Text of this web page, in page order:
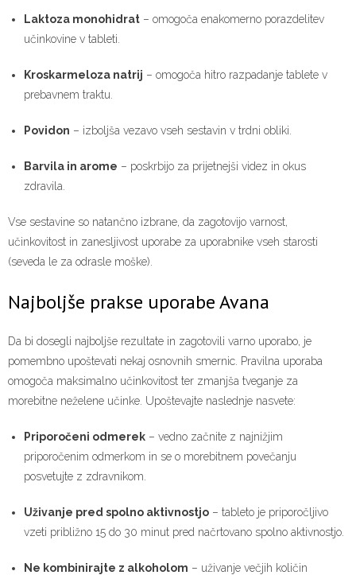
Laktoza monohidrat – omogoča enakomerno porazdelitev
učinkovine v tableti.
Kroskarmeloza natrij – omogoča hitro razpadanje tablete v
prebavnem traktu.
Povidon – izboljša vezavo vseh sestavin v trdni obliki.
Barvila in arome – poskrbijo za prijetnejši videz in okus
zdravila.
Vse sestavine so natančno izbrane, da zagotovijo varnost,
učinkovitost in zanesljivost uporabe za uporabnike vseh starosti
(seveda le za odrasle moške).
Najboljše prakse uporabe Avana
Da bi dosegli najboljše rezultate in zagotovili varno uporabo, je
pomembno upoštevati nekaj osnovnih smernic. Pravilna uporaba
omogoča maksimalno učinkovitost ter zmanjša tveganje za
morebitne neželene učinke. Upoštevajte naslednje nasvete:
Priporočeni odmerek – vedno začnite z najnižjim
priporočenim odmerkom in se o morebitnem povečanju
posvetujte z zdravnikom.
Uživanje pred spolno aktivnostjo – tableto je priporočljivo
vzeti približno 15 do 30 minut pred načrtovano spolno aktivnostjo.
Ne kombinirajte z alkoholom – uživanje večjih količin